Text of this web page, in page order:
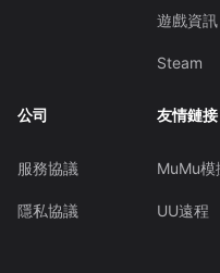
遊戲資訊
Steam
公司
服務協議
隱私協議
友情鏈接
MuMu模
UU遠程